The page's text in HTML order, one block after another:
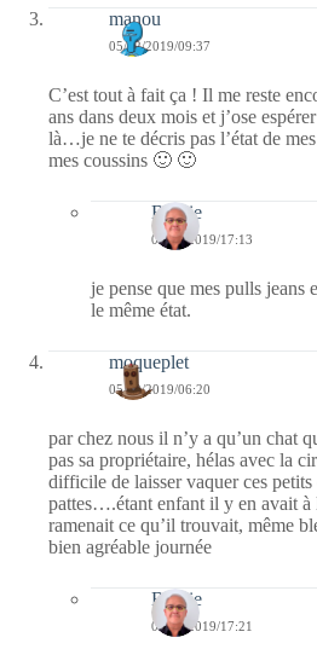
manou
05/02/2019/09:37
C’est tout à fait ça ! Il me reste
ans dans deux mois et j’ose
là…je ne te décris pas l’état de
mes coussins 🙂 🙂
Bernie
05/02/2019/17:13
je pense que mes pulls jeans
le même état.
moqueplet
05/02/2019/06:20
par chez nous il n’y a qu’un chat
pas sa propriétaire, hélas avec la
difficile de laisser vaquer ces petits
pattes….étant enfant il y en avait à
ramenait ce qu’il trouvait, même
bien agréable journée
Bernie
05/02/2019/17:21